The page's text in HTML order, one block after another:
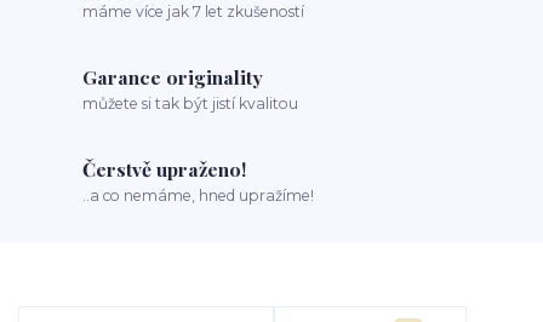
máme více jak 7 let zkušeností
Garance originality
můžete si tak být jistí kvalitou
Čerstvě upraženo!
..a co nemáme, hned upražíme!